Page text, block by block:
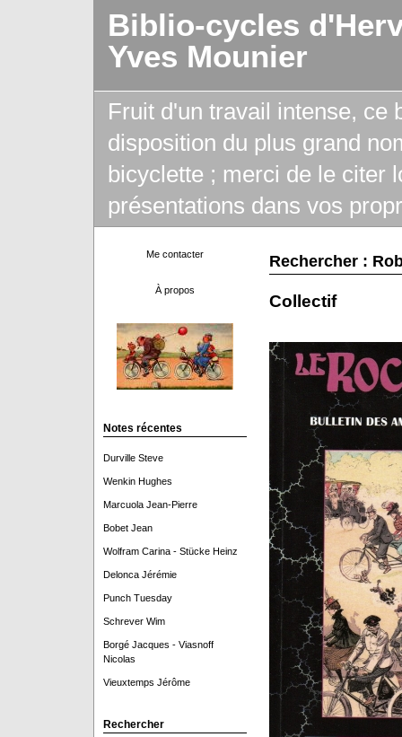
Biblio-cycles
Yves Mounier
Fruit d'un travail intense, ce
disposition du plus grand
bicyclette ; merci de le citer
présentations dans vos
Me contacter
À propos
Notes récentes
Durville Steve
Wenkin Hughes
Marcuola Jean-Pierre
Bobet Jean
Wolfram Carina - Stücke Heinz
Delonca Jérémie
Punch Tuesday
Schrever Wim
Borgé Jacques - Viasnoff
Nicolas
Vieuxtemps Jérôme
Rechercher
Rechercher :
Collectif